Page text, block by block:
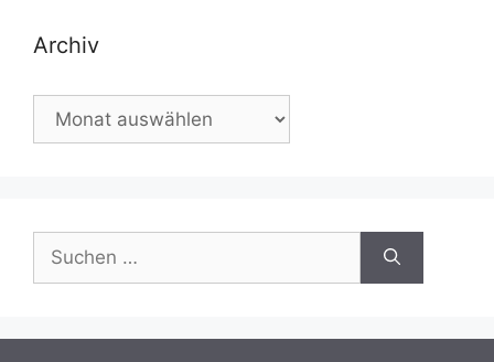
Archiv
Archiv
nach: